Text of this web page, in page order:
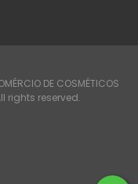
DE COSMÉTICOS
rights reserved.